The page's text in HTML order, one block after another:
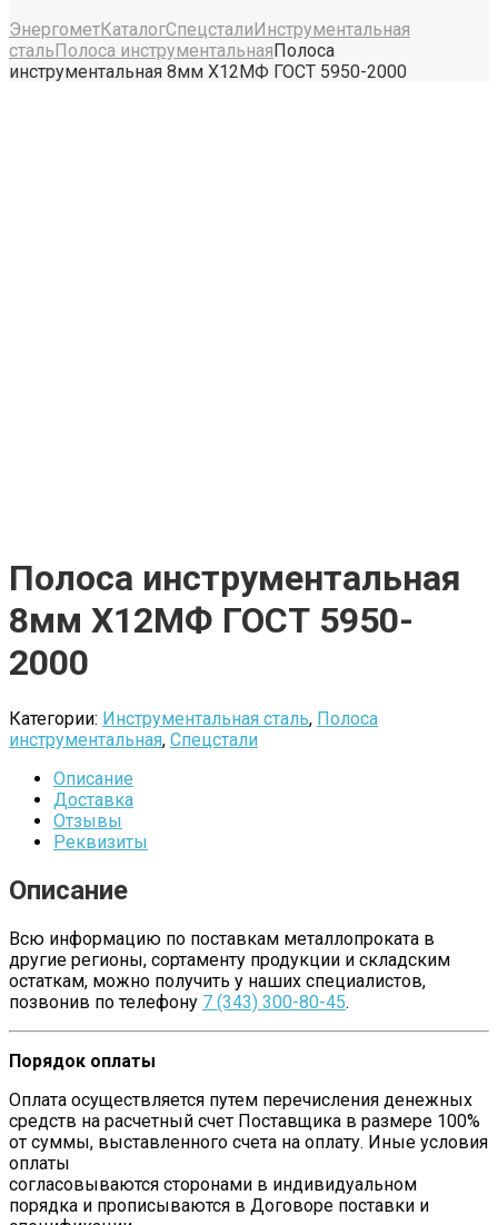
ЭнергометКаталогСпецсталиИнструментальная
стальПолоса инструментальнаяПолоса
инструментальная 8мм Х12МФ ГОСТ 5950-2000
Полоса инструментальная
8мм Х12МФ ГОСТ 5950-
2000
Категории: Инструментальная сталь, Полоса
инструментальная, Спецстали
Описание
Доставка
Отзывы
Реквизиты
Описание
Всю информацию по поставкам металлопроката в
другие регионы, сортаменту продукции и складским
остаткам, можно получить у наших специалистов,
позвонив по телефону 7 (343) 300-80-45.
Порядок оплаты
Оплата осуществляется путем перечисления денежных
средств на расчетный счет Поставщика в размере 100%
от суммы, выставленного счета на оплату. Иные условия
оплаты
согласовываются сторонами в индивидуальном
порядка и прописываются в Договоре поставки и